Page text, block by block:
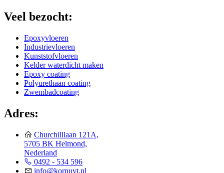
Veel bezocht:
Epoxyvloeren
Industrievloeren
Kunststofvloeren
Kelder waterdicht maken
Epoxy coating
Polyurethaan coating
Zwembadcoating
Adres:
Churchilllaan 121A,
5705 BK Helmond,
Nederland
0492 - 534 596
info@kornuyt.nl